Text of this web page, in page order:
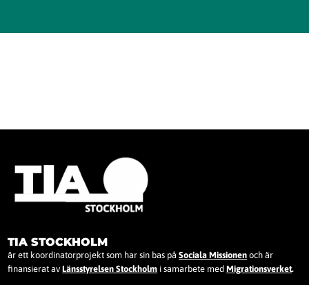
TIA STOCKHOLM
är ett koordinatorprojekt som har sin bas påSociala Missionen och är
finansierat avLänsstyrelsen Stockholm i samarbete medMigrationsverket.